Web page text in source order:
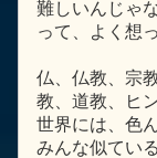
難しいんじゃ
って、よく想
仏、仏教、宗
教、道教、ヒ
世界には、色
みんな似てい